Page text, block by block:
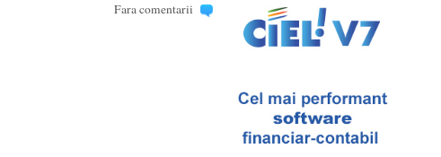
Fara comentarii